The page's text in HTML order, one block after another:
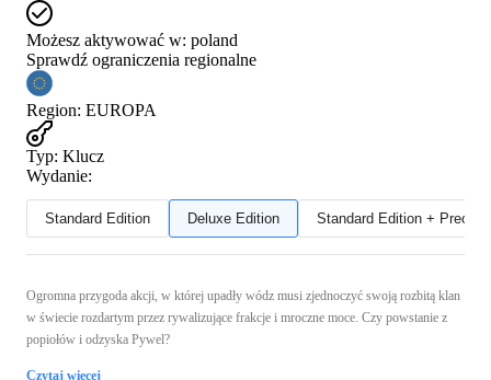
Możesz aktywować w: poland
Sprawdź ograniczenia regionalne
Region: EUROPA
Typ: Klucz
Wydanie:
Standard Edition Deluxe Edition Standard Edition +
Ogromna przygoda akcji, w której upadły wódz musi zjednoczyć swoją rozbitą klan
w świecie rozdartym przez rywalizujące frakcje i mroczne moce. Czy powstanie z
popiołów i odzyska Pywel?
Czytaj więcej